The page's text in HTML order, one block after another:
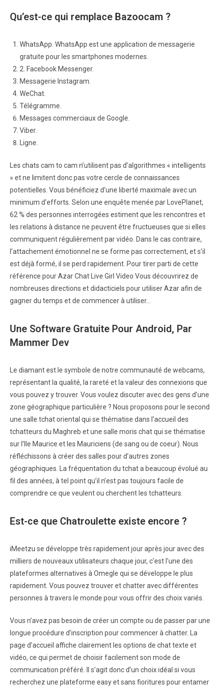
Qu’est-ce qui remplace Bazoocam ?
WhatsApp. WhatsApp est une application de messagerie
gratuite pour les smartphones modernes.
2. Facebook Messenger.
Messagerie Instagram.
WeChat.
Télégramme.
Messages commerciaux de Google.
Viber.
Ligne.
Les chats cam to cam n’utilisent pas d’algorithmes « intelligents
» et ne limitent donc pas votre cercle de connaissances
potentielles. Vous bénéficiez d’une liberté maximale avec un
minimum d’efforts. Selon une enquête menée par LovePlanet,
62 % des personnes interrogées estiment que les rencontres et
les relations à distance ne peuvent être fructueuses que si elles
communiquent régulièrement par vidéo. Dans le cas contraire,
l’attachement émotionnel ne se forme pas correctement, et s’il
est déjà formé, il se perd rapidement. Pour tirer parti de cette
référence pour Azar Chat Live Girl Video Vous découvrirez de
nombreuses directions et didacticiels pour utiliser Azar afin de
gagner du temps et de commencer à utiliser…
Une Software Gratuite Pour Android, Par
Mammer Dev
Le diamant est le symbole de notre communauté de webcams,
représentant la qualité, la rareté et la valeur des connexions que
vous pouvez y trouver. Vous voulez discuter avec des gens d’une
zone géographique particulière ? Nous proposons pour le second
une salle tchat oriental qui se thématise dans l’accueil des
tchatteurs du Maghreb et une salle moris chat qui se thématise
sur l’Ile Maurice et les Mauriciens (de sang ou de coeur). Nous
réfléchissons à créer des salles pour d’autres zones
géographiques. La fréquentation du tchat a beaucoup évolué au
fil des années, à tel point qu’il n’est pas toujours facile de
comprendre ce que veulent ou cherchent les tchatteurs.
Est-ce que Chatroulette existe encore ?
iMeetzu se développe très rapidement jour après jour avec des
milliers de nouveaux utilisateurs chaque jour, c'est l'une des
plateformes alternatives à Omegle qui se développe le plus
rapidement. Vous pouvez trouver et chatter avec différentes
personnes à travers le monde pour vous offrir des choix variés.
Vous n’avez pas besoin de créer un compte ou de passer par une
longue procédure d’inscription pour commencer à chatter. La
page d’accueil affiche clairement les options de chat texte et
vidéo, ce qui permet de choisir facilement son mode de
communication préféré. Il s’agit donc d’un choix idéal si vous
recherchez une plateforme easy et sans fioritures pour entamer